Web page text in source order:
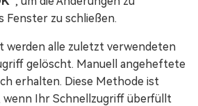
Fenster zu schließen.
werden alle zuletzt verwendeten
gelöscht. Manuell angeheftete
erhalten. Diese Methode ist
wenn Ihr Schnellzugriff überfüllt